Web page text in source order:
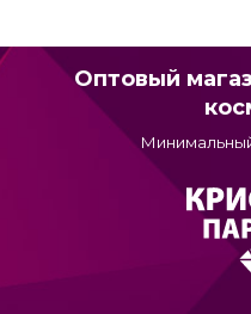
Оптовый